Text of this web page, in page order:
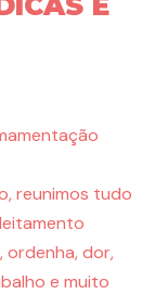
reunimos tudo
ordenha, dor,
e muito